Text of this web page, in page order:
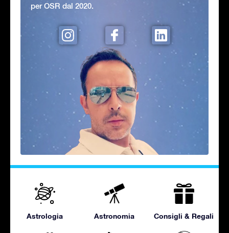
per OSR dal 2020.
Astrologia Astronomia Consigli & Regali